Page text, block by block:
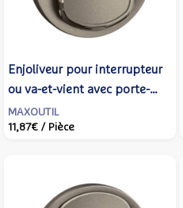
Enjoliveur pour interrupteur
ou va-et-vient avec porte-
étiquette Céliane livré avec 2
étiquettes - Titanium -
MAXOUTIL
11,87€ / Pièce